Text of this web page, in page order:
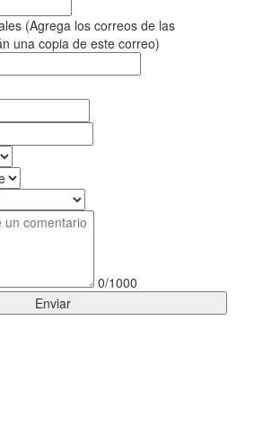
(Agrega los correos de las
una copia de este correo)
0/1000
Enviar